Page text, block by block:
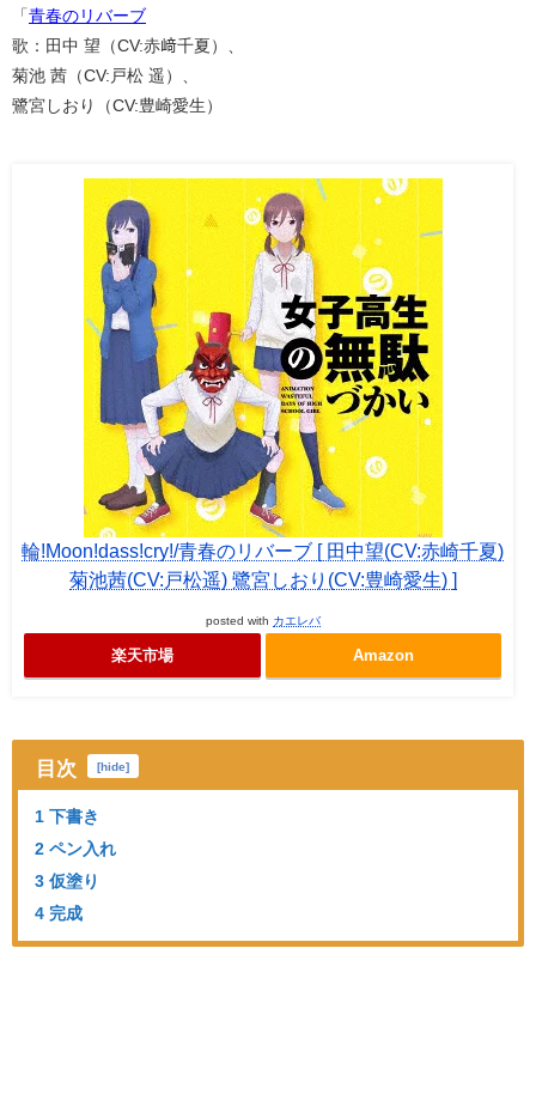
「 青春のリバーブ
歌：田中 望（CV:赤﨑千夏）、
菊池 茜（CV:戸松 遥）、
鷺宮しおり（CV:豊崎愛生）
輪!Moon!dass!cry!/青春のリバーブ [ 田中望(CV:赤崎千夏)
菊池茜(CV:戸松遥) 鷺宮しおり(CV:豊崎愛生) ]
posted with カエレバ
楽天市場 Amazon
目次 [hide]
1 下書き
2 ペン入れ
3 仮塗り
4 完成